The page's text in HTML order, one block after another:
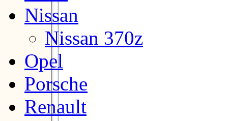
Nissan
Nissan 370z
Opel
Porsche
Renault